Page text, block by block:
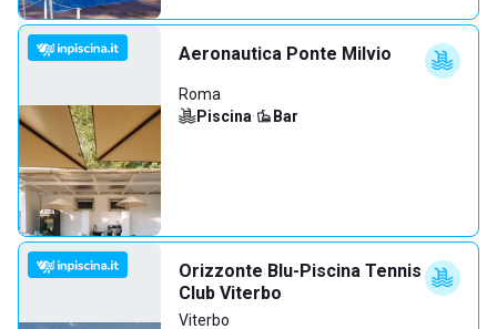
Aeronautica Ponte Milvio
Roma
Piscina· Bar
Orizzonte Blu-Piscina Tennis
Club Viterbo
Viterbo